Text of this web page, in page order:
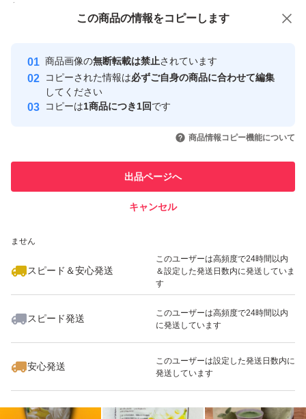
付与しています
安心取引出品者
心・安全なユーザーです
取引実績
引を完了させた実績があります
での取引実績があります
ません
スピード＆安心発送
このユーザーは高頻度で24時間以内
＆設定した発送日数内に発送していま
す
スピード発送
このユーザーは高頻度で24時間以内
に発送しています
安心発送
このユーザーは設定した発送日数内に
発送しています
この商品の情報をコピーします
商品画像の無断転載は禁止されています
コピーされた情報は必ずご自身の商品に合わせて編集
してください
コピーは1商品につき1回です
商品情報コピー機能について
出品ページへ
キャンセル
この商品をみている人にオススメ
いいね！
3,250